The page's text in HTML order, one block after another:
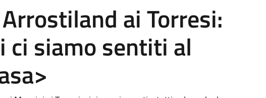
ai Torresi:
ci siamo sentiti al